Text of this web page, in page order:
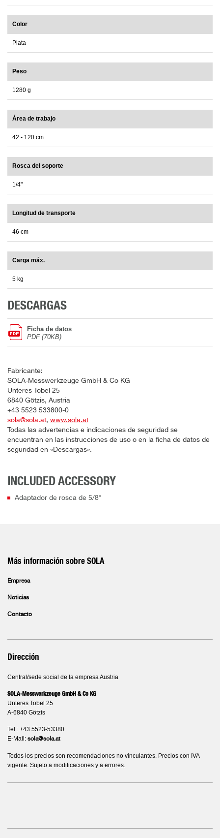
Color
Plata
Peso
1280 g
Área de trabajo
42 - 120 cm
Rosca del soporte
1/4"
Longitud de transporte
46 cm
Carga máx.
5 kg
DESCARGAS
Ficha de datos
PDF (70KB)
Fabricante:
SOLA-Messwerkzeuge GmbH & Co KG
Unteres Tobel 25
6840 Götzis, Austria
+43 5523 533800-0
sola@sola.at, www.sola.at
Todas las advertencias e indicaciones de seguridad se
encuentran en las instrucciones de uso o en la ficha de datos de
seguridad en «Descargas».
INCLUDED ACCESSORY
Adaptador de rosca de 5/8"
Más información sobre SOLA
Empresa
Noticias
Contacto
Dirección
Central/sede social de la empresa Austria
SOLA-Messwerkzeuge GmbH & Co KG
Unteres Tobel 25
A-6840 Götzis
Tel.: +43 5523-53380
E-Mail: sola@sola.at
Todos los precios son recomendaciones no vinculantes. Precios con IVA
vigente. Sujeto a modificaciones y a errores.